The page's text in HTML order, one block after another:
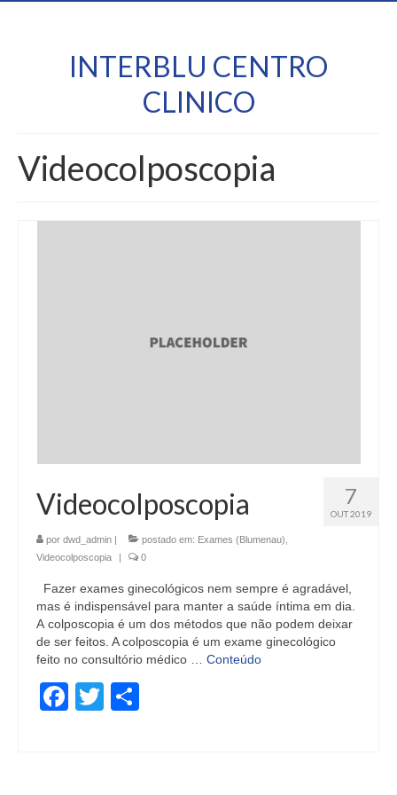
INTERBLU CENTRO
CLINICO
Videocolposcopia
7
OUT 2019
Videocolposcopia
por dwd_admin | postado em: Exames (Blumenau)
Videocolposcopia
| 0
Fazer exames ginecológicos nem sempre é agradável,
mas é indispensável para manter a saúde íntima em dia.
A colposcopia é um dos métodos que não podem deixar
de ser feitos. A colposcopia é um exame ginecológico
feito no consultório médico … Conteúdo
Facebook
Twitter